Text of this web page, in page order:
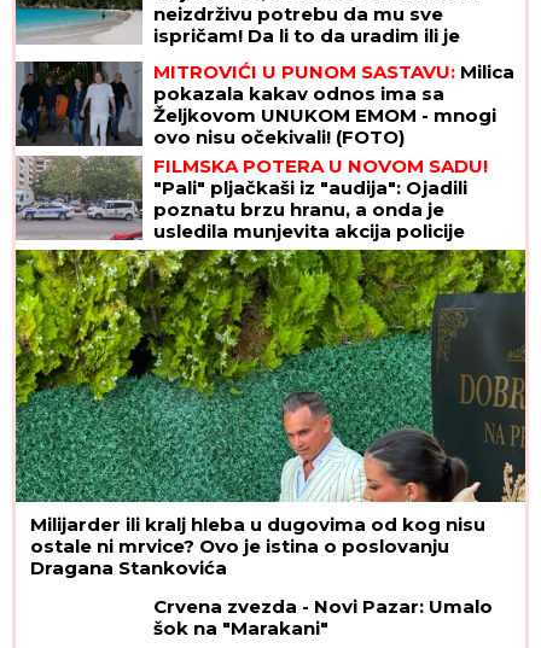
neizdrživu potrebu da mu sve
ispričam! Da li to da uradim ili je
pametnije da ĆUTIM?
MITROVIĆI U PUNOM SASTAVU: Milica
pokazala kakav odnos ima sa
Željkovom UNUKOM EMOM - mnogi
ovo nisu očekivali! (FOTO)
FILMSKA POTERA U NOVOM SADU!
"Pali" pljačkaši iz "audija": Ojadili
poznatu brzu hranu, a onda je
usledila munjevita akcija policije
(FOTO)
Milijarder ili kralj hleba u dugovima od kog nisu
ostale ni mrvice? Ovo je istina o poslovanju
Dragana Stankovića
Crvena zvezda - Novi Pazar: Umalo
šok na "Marakani"